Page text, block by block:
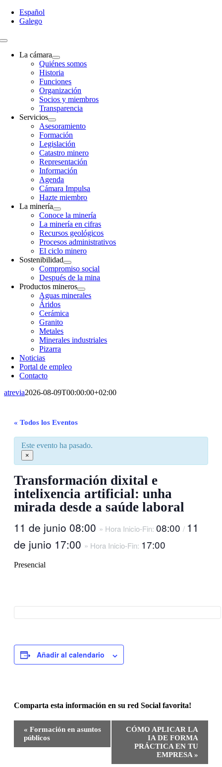
contenido
Español
Galego
Toggle
NavigationLa cámara
Quiénes somos
Historia
Funciones
Organización
Socios y miembros
Transparencia
Servicios
Asesoramiento
Formación
Legislación
Catastro minero
Representación
Información
Agenda
Cámara Impulsa
Hazte miembro
La minería
Conoce la minería
La minería en cifras
Recursos geológicos
Procesos administrativos
El ciclo minero
Sostenibilidad
Compromiso social
Después de la mina
Productos mineros
Aguas minerales
Áridos
Cerámica
Granito
Metales
Minerales industriales
Pizarra
Noticias
Portal de empleo
Contacto
atrevia2026-08-09T00:00:00+02:00
« Todos los Eventos
Este evento ha pasado.
×
Transformación dixital e
intelixencia artificial: unha
mirada desde a saúde laboral
11 de junio 08:00 » Hora Inicio-Fin: 08:00 / 11
de junio 17:00 » Hora Inicio-Fin: 17:00
Presencial
Añadir al calendario
Comparta esta información en su red Social favorita!
electrónico
Navegación
del
Evento
« Formación en asuntos
públicos
CÓMO APLICAR LA
IA DE FORMA
PRÁCTICA EN TU
EMPRESA »